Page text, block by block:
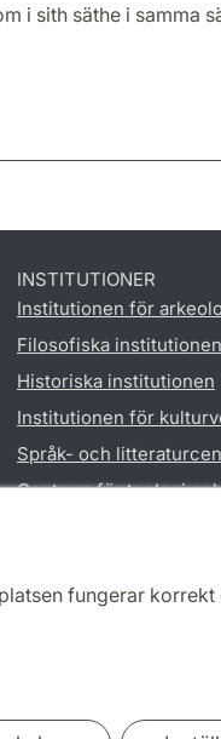
fungerar
i sith säthe i samma
INSTITUTIONER
Institutionen för
Filosofiska institutionen
Historiska institutionen
Institutionen för
Språk- och
Centrum för teologi